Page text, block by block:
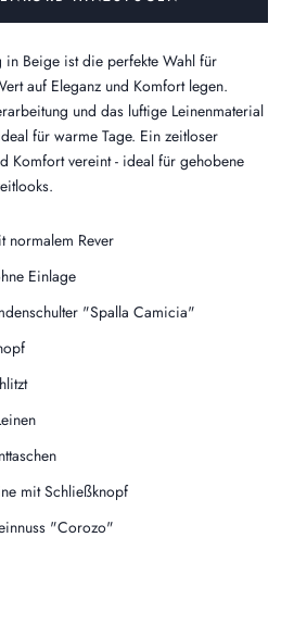
Beige ist die perfekte Wahl für
auf Eleganz und Komfort legen.
und das luftige Leinenmaterial
für warme Tage. Ein zeitloser
Komfort vereint - ideal für gehobene
normalem Rever
Einlage
"Spalla Camicia"
mit Schließknopf
"Corozo"